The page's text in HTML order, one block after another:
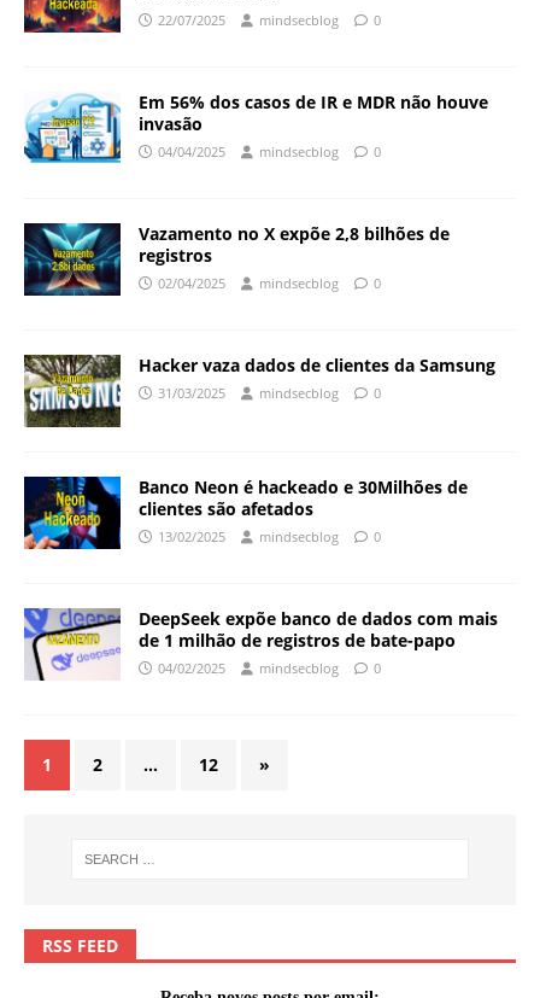
22/07/2025 mindsecblog 0
Em 56% dos casos de IR e MDR não houve
invasão
04/04/2025 mindsecblog 0
Vazamento no X expõe 2,8 bilhões de
registros
02/04/2025 mindsecblog 0
Hacker vaza dados de clientes da Samsung
31/03/2025 mindsecblog 0
Banco Neon é hackeado e 30Milhões de
clientes são afetados
13/02/2025 mindsecblog 0
DeepSeek expõe banco de dados com mais
de 1 milhão de registros de bate-papo
04/02/2025 mindsecblog 0
1 2 … 12 »
RSS FEED